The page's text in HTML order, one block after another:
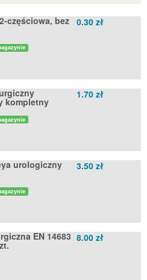
częściowa, bez 0.30 zł
kompletny
1.70 zł
urologiczny 3.50 zł
EN 14683 8.00 zł